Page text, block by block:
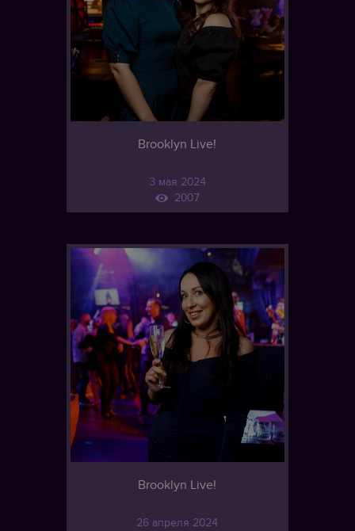
Brooklyn Live!
3 мая 2024
2007
Brooklyn Live!
26 апреля 2024